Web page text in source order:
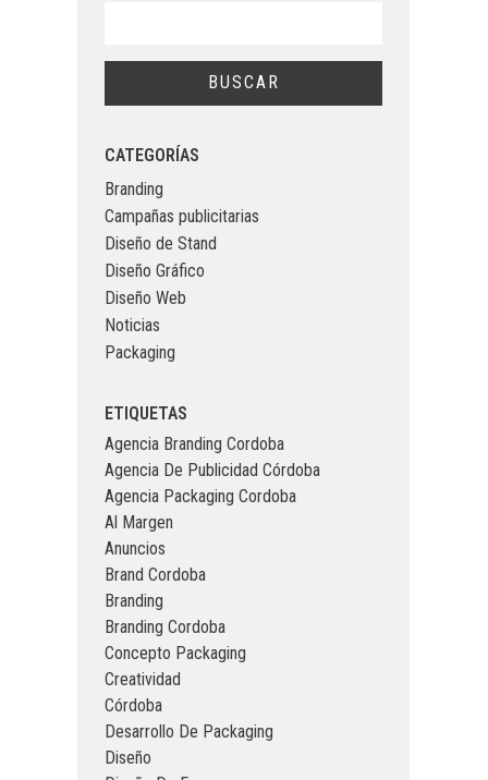
CATEGORÍAS
Branding
Campañas publicitarias
Diseño de Stand
Diseño Gráfico
Diseño Web
Noticias
Packaging
ETIQUETAS
Agencia Branding Cordoba
Agencia De Publicidad Córdoba
Agencia Packaging Cordoba
Al Margen
Anuncios
Brand Cordoba
Branding
Branding Cordoba
Concepto Packaging
Creatividad
Córdoba
Desarrollo De Packaging
Diseño